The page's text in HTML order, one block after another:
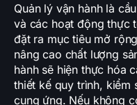
Quản lý vận hành là
và các hoạt động thực
đặt ra mục tiêu mở
nâng cao chất lượng
hành sẽ hiện thực hóa
thiết kế quy trình, kiểm
cung ứng. Nếu không